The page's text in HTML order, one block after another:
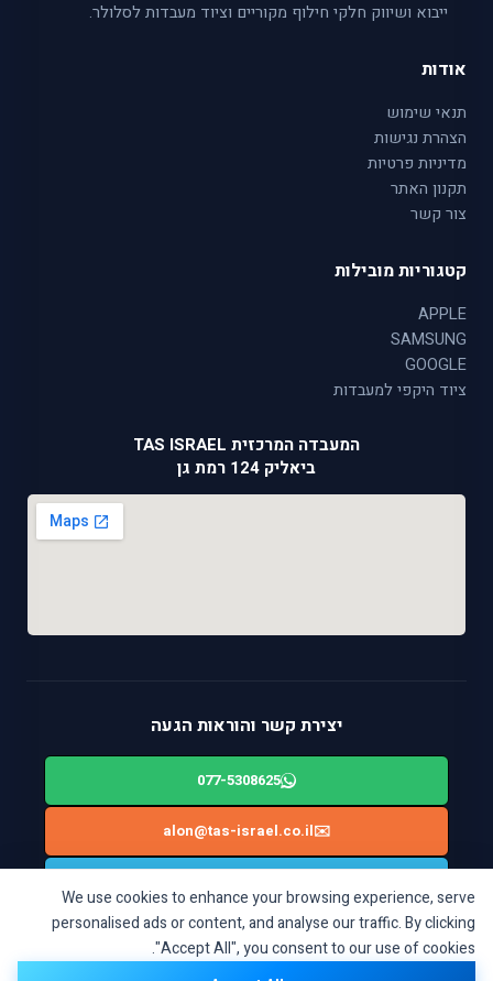
We use cookies to enhance your browsing experience, serve
personalised ads or content, and analyse our traffic. By clicking
"Accept All", you consent to our use of cookies.
ייבוא ושיווק חלקי חילוף מקוריים וציוד מעבדות לסלולר.
אודות
תנאי שימוש
הצהרת נגישות
מדיניות פרטיות
תקנון האתר
צור קשר
קטגוריות מובילות
APPLE
SAMSUNG
GOOGLE
ציוד היקפי למעבדות
המעבדה המרכזית TAS ISRAEL
ביאליק 124 רמת גן
יצירת קשר והוראות הגעה
077-5308625
✉️
alon@tas-israel.co.il